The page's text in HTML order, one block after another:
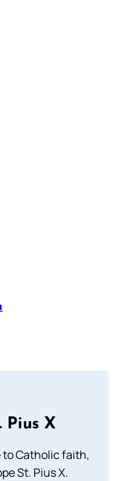
Pius X
to Catholic faith,
St. Pius X.